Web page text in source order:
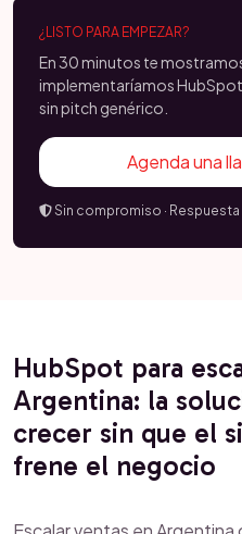
¿LISTO PARA EMPEZAR?
En 30 minutos te
implementaríamos
sin pitch genérico.
Agenda una
Sin compromiso · Respuesta
HubSpot para
Argentina: la
crecer sin que el
frene el negocio